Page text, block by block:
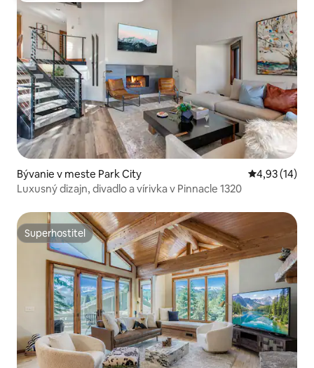
Bývanie v meste Park City Priemerné
4,93 (14)
Luxusný dizajn, divadlo a vírivka v Pinnacle 1320
Superhostiteľ
Superhostiteľ